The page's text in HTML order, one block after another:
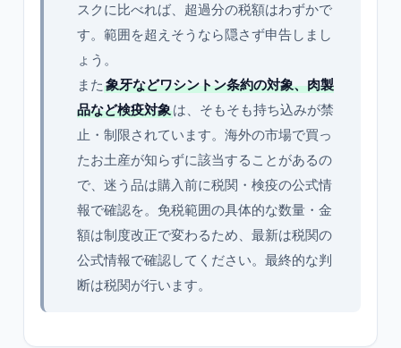
スクに比べれば、超過分の税額はわずかで
す。範囲を超えそうなら隠さず申告しまし
ょう。
また 象牙などワシントン条約の対象、肉製
品など検疫対象は、そもそも持ち込みが禁
止・制限されています。海外の市場で買っ
たお土産が知らずに該当することがあるの
で、迷う品は購入前に税関・検疫の公式情
報で確認を。免税範囲の具体的な数量・金
額は制度改正で変わるため、最新は税関の
公式情報で確認してください。最終的な判
断は税関が行います。